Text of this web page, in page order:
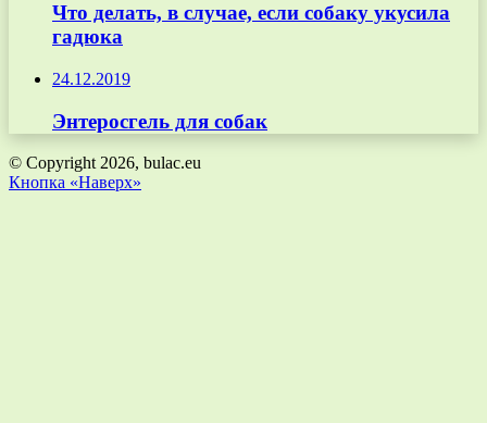
Что делать, в случае, если собаку укусила
гадюка
24.12.2019
Энтеросгель для собак
© Copyright 2026, bulac.eu
Кнопка «Наверх»